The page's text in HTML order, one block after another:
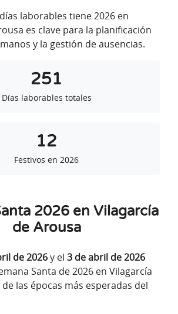
laborables tiene 2026 en
es clave para la planificación
y la gestión de ausencias.
251
Días laborables totales
12
Festivos en 2026
2026 en Vilagarcía
de Arousa
de 2026y el 3 de abril de 2026
Santa de 2026 en Vilagarcía
las épocas más esperadas del